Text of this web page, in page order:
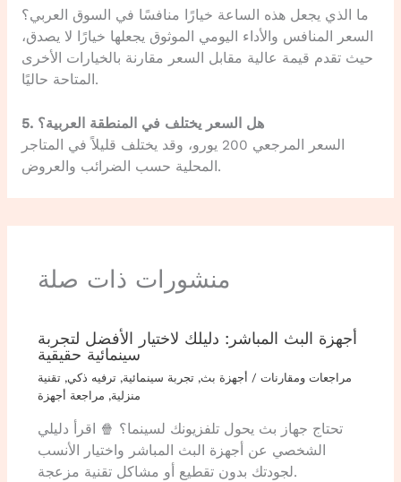
ما الذي يجعل هذه الساعة خيارًا منافسًا في السوق العربي؟
السعر المنافس والأداء اليومي الموثوق يجعلها خيارًا لا يصدق،
حيث تقدم قيمة عالية مقابل السعر مقارنة بالخيارات الأخرى
المتاحة حاليًا.
5. هل السعر يختلف في المنطقة العربية؟
السعر المرجعي 200 يورو، وقد يختلف قليلاً في المتاجر
المحلية حسب الضرائب والعروض.
منشورات ذات صلة
أجهزة البث المباشر: دليلك لاختيار الأفضل لتجربة
سينمائية حقيقية
مراجعات ومقارنات / أجهزة بث,تجربة سينمائية,ترفيه ذكي,تقنية
منزلية, مراجعة أجهزة
تحتاج جهاز بث يحول تلفزيونك لسينما؟ 🍿 اقرأ دليلي
الشخصي عن أجهزة البث المباشر واختيار الأنسب
لجودتك بدون تقطيع أو مشاكل تقنية مزعجة.